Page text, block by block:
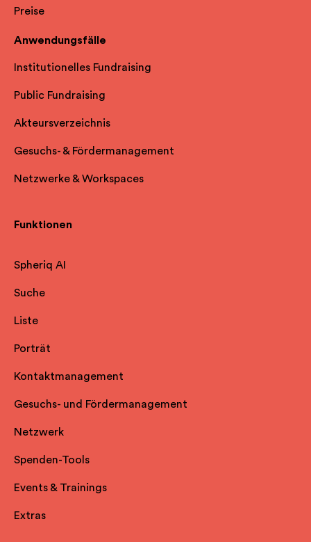
Preise
Anwendungsfälle
Institutionelles Fundraising
Public Fundraising
Akteursverzeichnis
Gesuchs- & Fördermanagement
Netzwerke & Workspaces
Funktionen
Spheriq AI
Suche
Liste
Porträt
Kontaktmanagement
Gesuchs- und Fördermanagement
Netzwerk
Spenden-Tools
Events & Trainings
Extras